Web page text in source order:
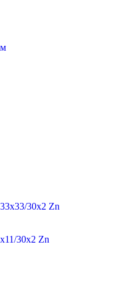
30х2 Zn
30х2 Zn